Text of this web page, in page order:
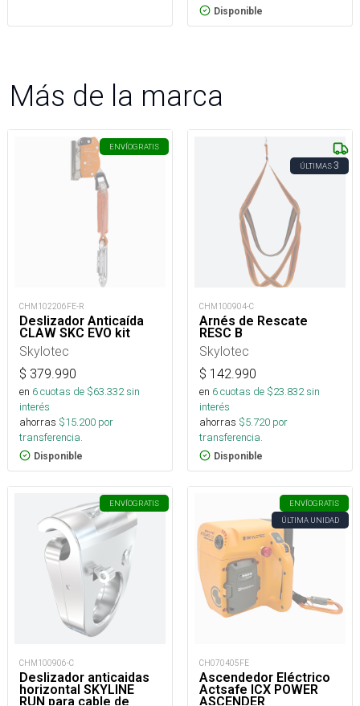
Disponible
Más de la marca
ENVÍOGRATIS
CHM102206FE-R
Deslizador Anticaída
CLAW SKC EVO kit
Skylotec
$ 379.990
en 6cuotas de $63.332sin
interés
ahorras $15.200 por
transferencia.
Disponible
ÚLTIMAS3
CHM100904-C
Arnés de Rescate
RESC B
Skylotec
$ 142.990
en 6cuotas de $23.832sin
interés
ahorras $5.720 por
transferencia.
Disponible
ENVÍOGRATIS
CHM100906-C
Deslizador anticaidas
horizontal SKYLINE
RUN para cable de
ENVÍOGRATIS
ÚLTIMA UNIDAD
CH070405FE
Ascendedor Eléctrico
Actsafe ICX POWER
ASCENDER